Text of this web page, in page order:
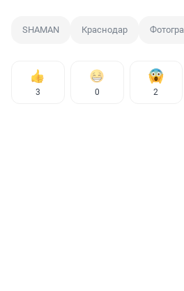
SHAMAN Краснодар
3 0 2